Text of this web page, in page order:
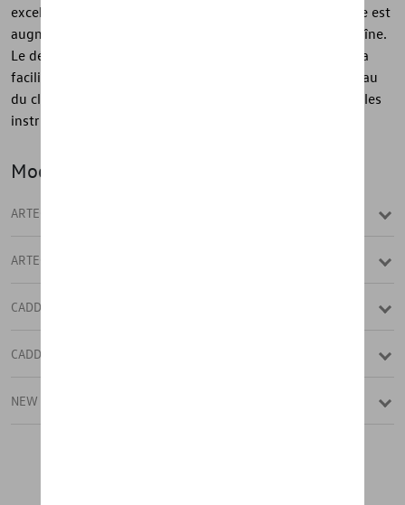
excellente adhérence, la durée de vie de la chaîne à neige est
augmentée grâce à la réversibilité des maillons de la chaîne.
Le démontage est à la fois très simple et fluide grâce à la
facilité de déblocage du système de verrouillage au niveau
du cliquet. Contenu de la livraison : 2 articles, y compris les
instructions d'installation et le sac de rangement.
Modèle(s)
ARTEON
ARTEON SHOOTING BRAKE
CADDY
CADDY CARGO
NEW ARTEON